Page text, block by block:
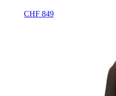
CHF 849